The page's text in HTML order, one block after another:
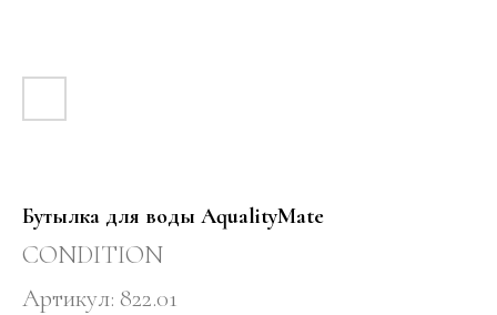
Бутылка для воды AqualityMate
CONDITION
Артикул: 822.01